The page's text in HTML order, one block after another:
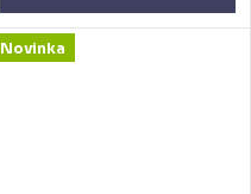
Novinka